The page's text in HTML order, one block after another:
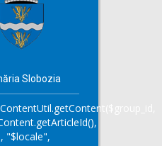
Slobozia
"$locale",